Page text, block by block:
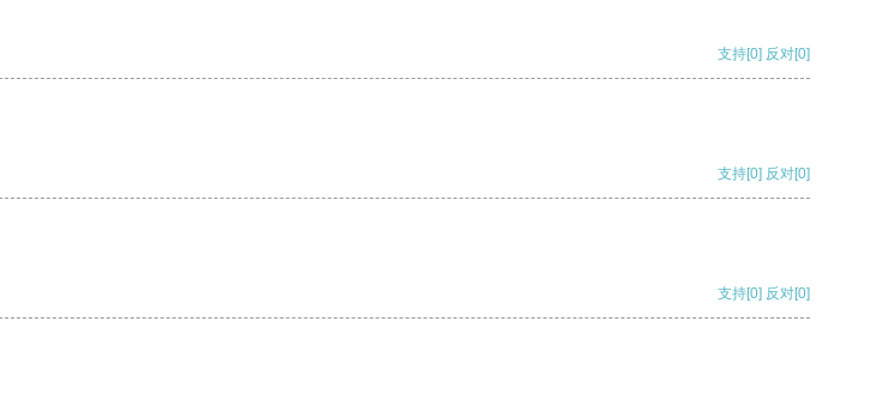
支持[0] 反对[0]
支持[0] 反对[0]
支持[0] 反对[0]